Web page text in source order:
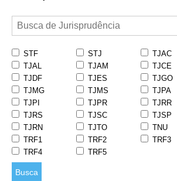
STF STJ
TJAC
TJAL
TJAM
TJCE
TJDF
TJES
TJGO
TJMG
TJMS
TJPA
TJPI
TJPR
TJRR
TJRS
TJSC
TJSP
TJRN
TJTO
TNU
TRF1
TRF2
TRF3
TRF4
TRF5
Busca